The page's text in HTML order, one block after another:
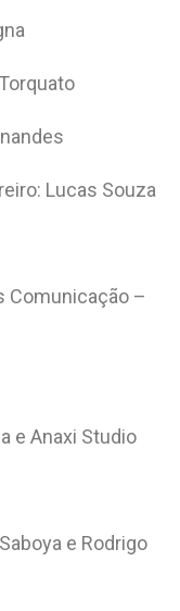
Lucas Souza
Comunicação –
e Anaxi Studio
e Rodrigo